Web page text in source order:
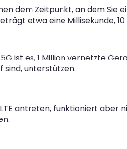
dem Zeitpunkt, an dem Sie
etwa eine Millisekunde,
ist es, 1 Million vernetzte
sind, unterstützen.
antreten, funktioniert aber